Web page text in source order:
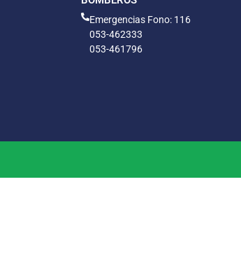
Emergencias Fono: 116
053-462333
053-461796